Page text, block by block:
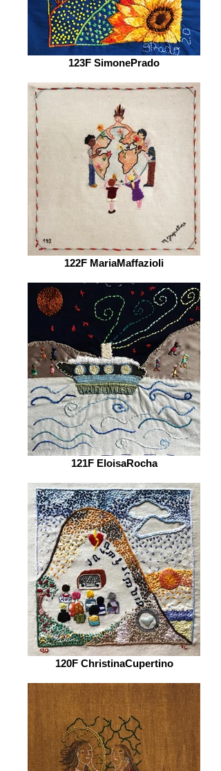
123F SimonePrado
122F MariaMaffazioli
121F EloisaRocha
120F ChristinaCupertino